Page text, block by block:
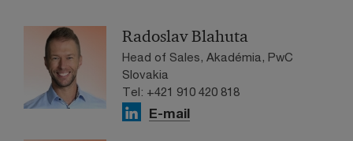
Radoslav Blahuta
Head of Sales, Akadémia, PwC
Slovakia
Tel: +421 910 420 818
E-mail